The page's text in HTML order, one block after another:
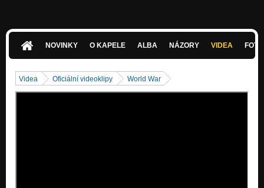
Take me on
Right now!
NOVINKY O KAPELE ALBA NÁZORY VIDEA
Videa Oficiální videoklipy World War